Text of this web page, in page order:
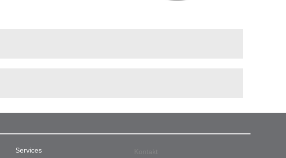
Services
Kontakt